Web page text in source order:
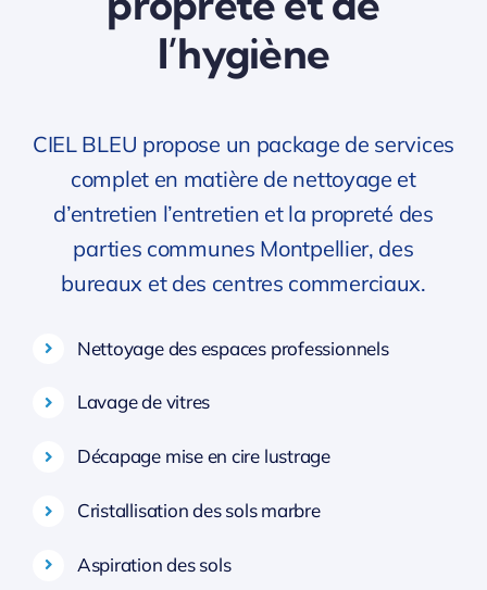
l’hygiène
CIEL BLEU propose un package de services
complet en matière de nettoyage et
d’entretien l’entretien et la propreté des
parties communes Montpellier, des
bureaux et des centres commerciaux.
Nettoyage des espaces professionnels
Lavage de vitres
Décapage mise en cire lustrage
Cristallisation des sols marbre
Aspiration des sols